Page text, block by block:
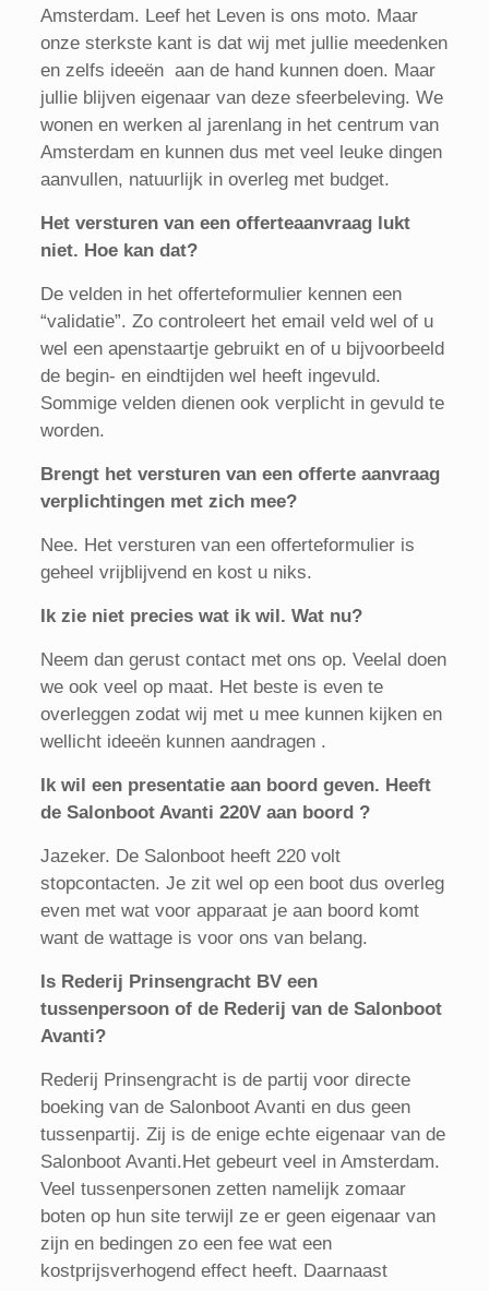
Amsterdam. Leef het Leven is ons moto. Maar
onze sterkste kant is dat wij met jullie meedenken
en zelfs ideeën aan de hand kunnen doen. Maar
jullie blijven eigenaar van deze sfeerbeleving. We
wonen en werken al jarenlang in het centrum van
Amsterdam en kunnen dus met veel leuke dingen
aanvullen, natuurlijk in overleg met budget.
Het versturen van een offerteaanvraag lukt
niet. Hoe kan dat?
De velden in het offerteformulier kennen een
“validatie”. Zo controleert het email veld wel of u
wel een apenstaartje gebruikt en of u bijvoorbeeld
de begin- en eindtijden wel heeft ingevuld.
Sommige velden dienen ook verplicht in gevuld te
worden.
Brengt het versturen van een offerte aanvraag
verplichtingen met zich mee?
Nee. Het versturen van een offerteformulier is
geheel vrijblijvend en kost u niks.
Ik zie niet precies wat ik wil. Wat nu?
Neem dan gerust contact met ons op. Veelal doen
we ook veel op maat. Het beste is even te
overleggen zodat wij met u mee kunnen kijken en
wellicht ideeën kunnen aandragen .
Ik wil een presentatie aan boord geven. Heeft
de Salonboot Avanti 220V aan boord ?
Jazeker. De Salonboot heeft 220 volt
stopcontacten. Je zit wel op een boot dus overleg
even met wat voor apparaat je aan boord komt
want de wattage is voor ons van belang.
Is Rederij Prinsengracht BV een
tussenpersoon of de Rederij van de Salonboot
Avanti?
Rederij Prinsengracht is de partij voor directe
boeking van de Salonboot Avanti en dus geen
tussenpartij. Zij is de enige echte eigenaar van de
Salonboot Avanti.Het gebeurt veel in Amsterdam.
Veel tussenpersonen zetten namelijk zomaar
boten op hun site terwijl ze er geen eigenaar van
zijn en bedingen zo een fee wat een
kostprijsverhogend effect heeft. Daarnaast